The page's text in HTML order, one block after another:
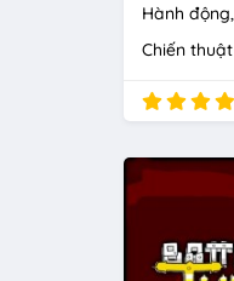
Hành động
Chiến thuật